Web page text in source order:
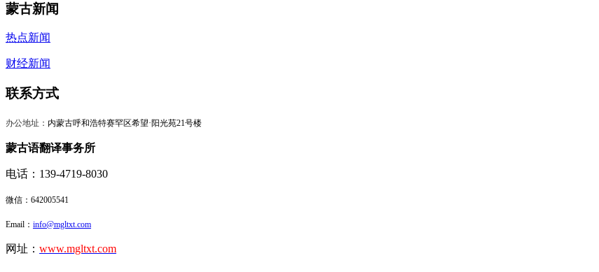
蒙古新闻
热点新闻
财经新闻
联系方式
办公地址： 内蒙古呼和浩特赛罕区希望·阳光苑21号楼
蒙古语翻译事务所
电话：139-4719-8030
微信： 642005541
Email： info@mgltxt.com
网址： www.mgltxt.com